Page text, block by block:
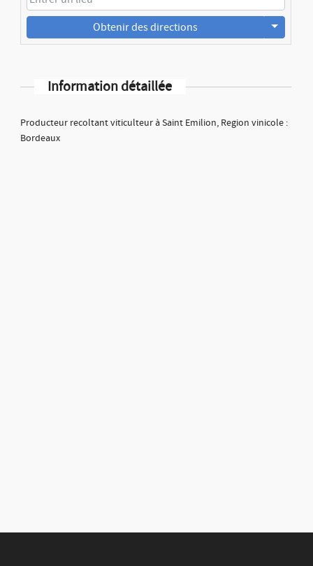
Obtenir des directions
Information détaillée
Producteur recoltant viticulteur à Saint Emilion, Region vinicole :
Bordeaux